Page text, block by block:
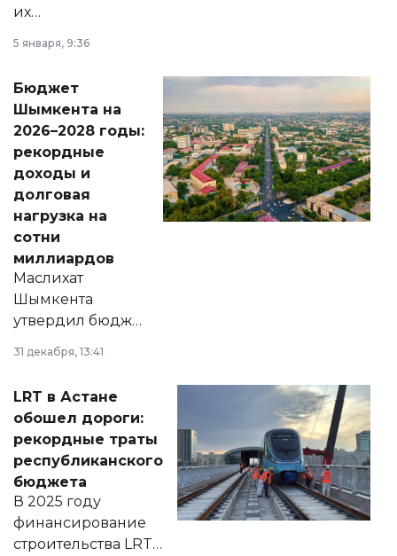
их
принести
народу
Венесуэлы.
5 января, 9:36
Бюджет
Шымкента на
2026–2028 годы:
рекордные
доходы и
долговая
нагрузка на
сотни
миллиардов
Маслихат
Шымкента
утвердил бюджет
города на 2026–
2028 годы.
документ
появился в базе
нормативных
правовых актов и
на сайте маслихат
города.
31 декабря, 13:41
LRT в Астане
обошел дороги:
рекордные траты
республиканского
бюджета
В 2025 году
финансирование
строительства LRT